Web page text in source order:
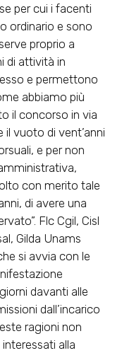
per cui i facenti
ordinario e sono
proprio a
di attività in
e permettono
abbiamo più
il concorso in via
vuoto di vent’anni
e per non
con merito tale
di avere una
Flc Cgil, Cisl
Gilda Unams
si avvia con le
davanti alle
dall’incarico
ragioni non
alla